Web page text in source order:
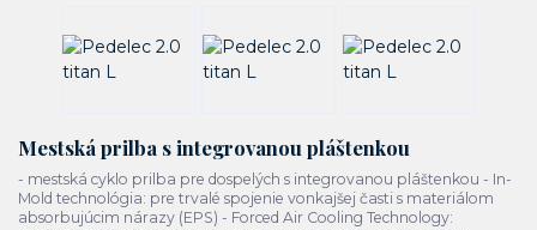
Mestská prilba s integrovanou pláštenkou
- mestská cyklo prilba pre dospelých s integrovanou pláštenkou - In-
Mold technológia: pre trvalé spojenie vonkajšej časti s materiálom
absorbujúcim nárazy (EPS) - Forced Air Cooling Technology: